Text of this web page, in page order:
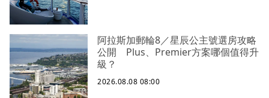
阿拉斯加郵輪8／星辰公主號選房攻略
公開 Plus、Premier方案哪個值得升
級？
2026.08.08 08:00